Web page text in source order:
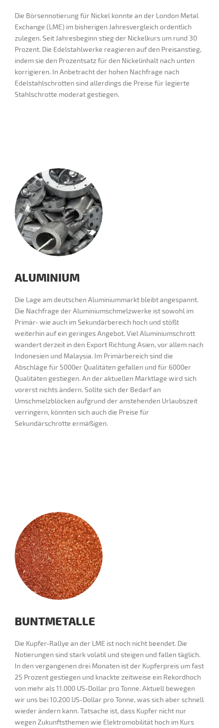
Die Börsennotierung für Nickel konnte an der London Metal
Exchange (LME) im bisherigen Jahresvergleich ordentlich
zulegen. Seit Jahresbeginn stieg der Nickelkurs um rund 30
Prozent. Die Edelstahlwerke reagieren auf den Preisanstieg,
indem sie den Prozentsatz für den Nickelinhalt nach unten
korrigieren. In Anbetracht der hohen Nachfrage nach
Edelstahlschrotten sind allerdings die Preise für legierte
Stahlschrotte moderat gestiegen.
ALUMINIUM
Die Lage am deutschen Aluminiummarkt bleibt angespannt.
Die Nachfrage der Aluminiumschmelzwerke ist sowohl im
Primär- wie auch im Sekundärbereich hoch und stößt
weiterhin auf ein geringes Angebot. Viel Aluminiumschrott
wandert derzeit in den Export Richtung Asien, vor allem nach
Indonesien und Malaysia. Im Primärbereich sind die
Abschläge für 5000er Qualitäten gefallen und für 6000er
Qualitäten gestiegen. An der aktuellen Marktlage wird sich
vorerst nichts ändern. Sollte sich der Bedarf an
Umschmelzblöcken aufgrund der anstehenden Urlaubszeit
verringern, könnten sich auch die Preise für
Sekundärschrotte ermäßigen.
BUNTMETALLE
Die Kupfer-Rallye an der LME ist noch nicht beendet. Die
Notierungen sind stark volatil und steigen und fallen täglich.
In den vergangenen drei Monaten ist der Kupferpreis um fast
25 Prozent gestiegen und knackte zeitweise ein Rekordhoch
von mehr als 11.000 US-Dollar pro Tonne. Aktuell bewegen
wir uns bei 10.200 US-Dollar pro Tonne, was sich aber schnell
wieder ändern kann. Tatsache ist, dass Kupfer nicht nur
wegen Zukunftsthemen wie Elektromobilität hoch im Kurs